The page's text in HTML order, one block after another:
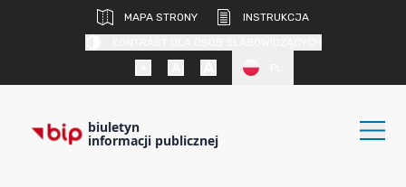
MAPA STRONY
INSTRUKCJA
biuletyn
informacji publicznej